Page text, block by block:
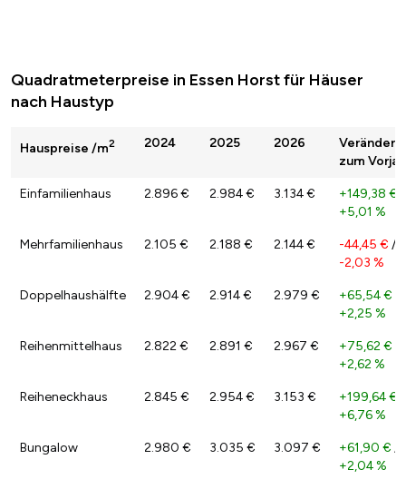
Quadratmeterpreise in Essen Horst für Häuser
nach Haustyp
Hauspreise /m2 2024 2025 2026
zum
Einfamilienhaus 2.896 € 2.984 € 3.134 € +149,38 €
+5,01 %
Mehrfamilienhaus 2.105 € 2.188 € 2.144 € -44,45 € /
-2,03 %
Doppelhaushälfte 2.904 € 2.914 € 2.979 € +65,54 €
+2,25 %
Reihenmittelhaus 2.822 € 2.891 € 2.967 € +75,62 €
+2,62 %
Reiheneckhaus 2.845 € 2.954 € 3.153 € +199,64 €
+6,76 %
Bungalow 2.980 € 3.035 € 3.097 € +61,90 € /
+2,04 %